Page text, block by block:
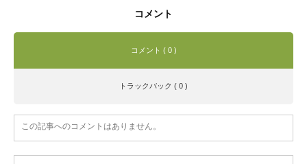
コメント
コメント ( 0 )
トラックバック ( 0 )
この記事へのコメントはありません。